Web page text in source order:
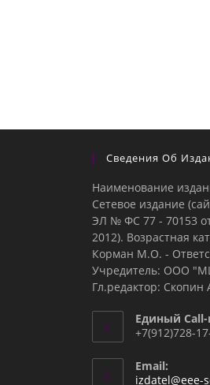
Сведения Об
Наименование
Сетевое издание
ЭЛ № ФС 77 - 70153
2012). Возрастная
Корман М.О. -
Учредитель: ООО
Гл.редактор: Скопин
Единый Call-
+7(912)728-
Email:
izdatel@eee-